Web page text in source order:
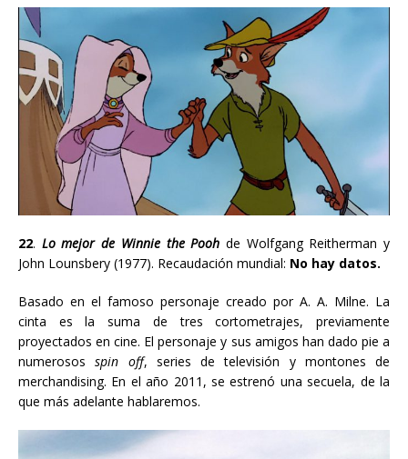
22. Lo mejor de Winnie the Pooh de Wolfgang Reitherman y
John Lounsbery (1977). Recaudación mundial: No hay datos.
Basado en el famoso personaje creado por A. A. Milne. La
cinta es la suma de tres cortometrajes, previamente
proyectados en cine. El personaje y sus amigos han dado pie a
numerososspin off, series de televisión y montones de
merchandising. En el año 2011, se estrenó una secuela, de la
que más adelante hablaremos.